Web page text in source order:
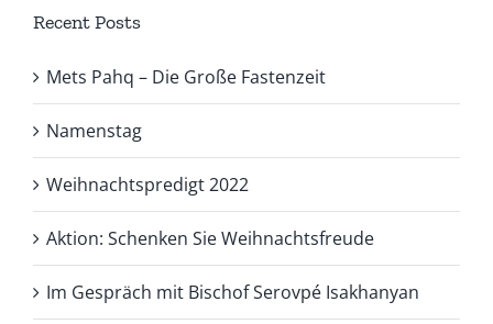
Recent Posts
Mets Pahq – Die Große Fastenzeit
Namenstag
Weihnachtspredigt 2022
Aktion: Schenken Sie Weihnachtsfreude
Im Gespräch mit Bischof Serovpé Isakhanyan